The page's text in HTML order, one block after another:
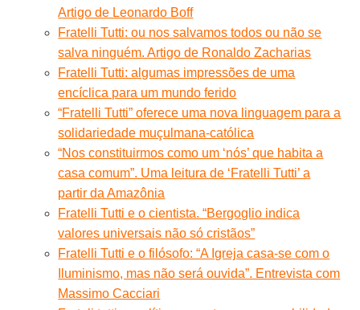
Artigo de Leonardo Boff
Fratelli Tutti: ou nos salvamos todos ou não se
salva ninguém. Artigo de Ronaldo Zacharias
Fratelli Tutti: algumas impressões de uma
encíclica para um mundo ferido
“Fratelli Tutti” oferece uma nova linguagem para a
solidariedade muçulmana-católica
“Nos constituirmos como um ‘nós’ que habita a
casa comum”. Uma leitura de ‘Fratelli Tutti’ a
partir da Amazônia
Fratelli Tutti e o cientista. “Bergoglio indica
valores universais não só cristãos”
Fratelli Tutti e o filósofo: “A Igreja casa-se com o
Iluminismo, mas não será ouvida”. Entrevista com
Massimo Cacciari